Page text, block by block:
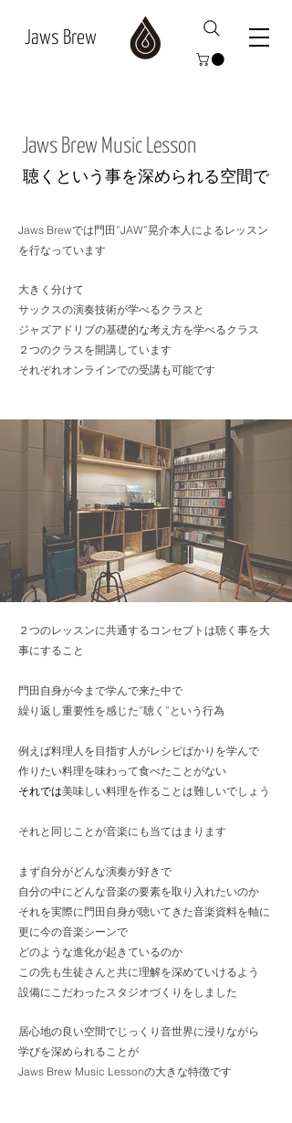
Jaws Brew
Jaws Brew Music Lesson
​聴くという事を深められる空間で
Jaws Brewでは門田”JAW”晃介本人によるレッスン
を行なっています
大きく分けて
サックスの演奏技術が学べるクラスと
ジャズアドリブの基礎的な考え方を学べるクラス
２つのクラスを開講しています
それぞれオンラインでの受講も可能です
２つのレッスンに共通するコンセプトは聴く事を大
事にすること
門田自身が今まで学んで来た中で
繰り返し重要性を感じた”聴く”という行為
例えば料理人を目指す人がレシピばかりを学んで
作りたい料理を味わって食べたことがない
それでは美味しい料理を作ることは難しいでしょう
それと同じことが音楽にも当てはまります
まず自分がどんな演奏が好きで
自分の中にどんな音楽の要素を取り入れたいのか
それを実際に門田自身が聴いてきた音楽資料を軸に
更に今の音楽シーンで
どのような進化が起きているのか
この先も生徒さんと共に理解を深めていけるよう
設備にこだわったスタジオづくりをしました
居心地の良い空間でじっくり音世界に浸りながら
学びを深められることが
Jaws Brew Music Lessonの大きな特徴です